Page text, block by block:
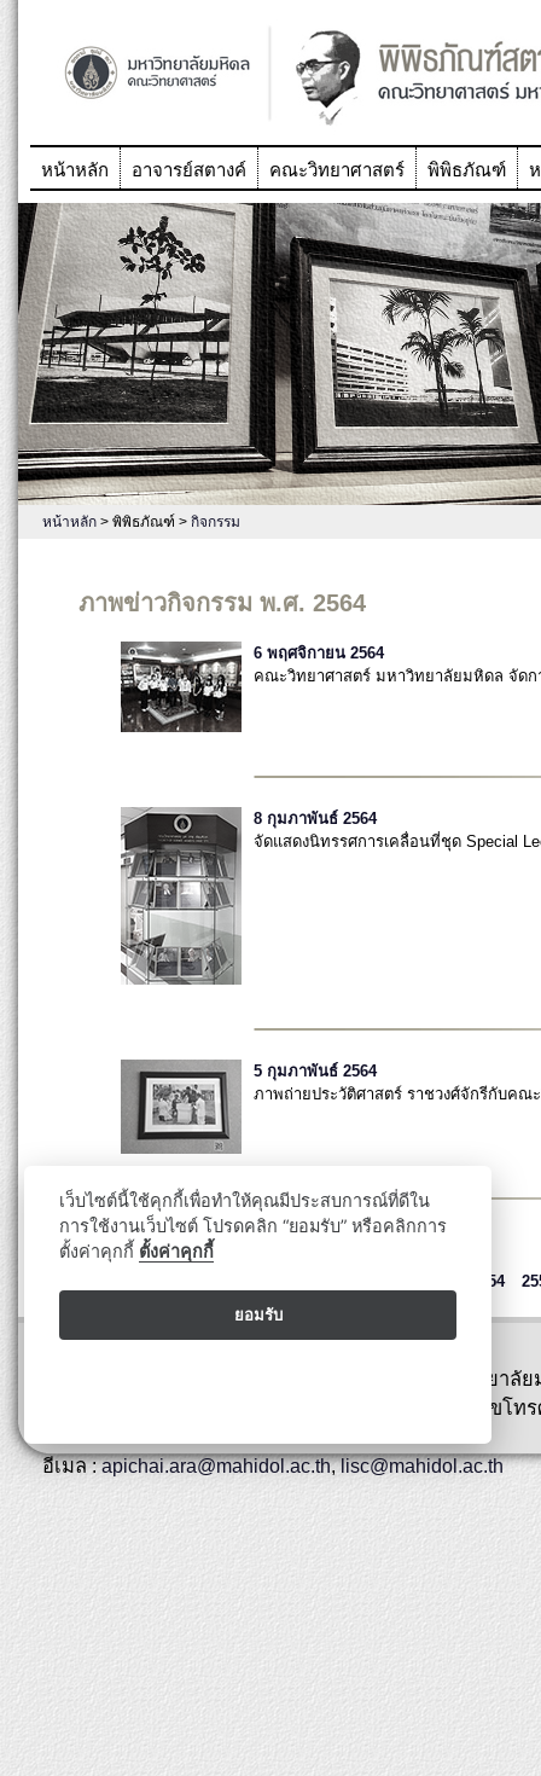
หน้าหลัก อาจารย์สตางค์ คณะวิทยาศาสตร์ พิพิธภัณฑ์
หน้าหลัก > พิพิธภัณฑ์ > กิจกรรม
ภาพข่าวกิจกรรม พ.ศ. 2564
6 พฤศจิกายน 2564
คณะวิทยาศาสตร์ มหาวิทยาลัยมหิดล จัด
8 กุมภาพันธ์ 2564
จัดแสดงนิทรรศการเคลื่อนที่ชุด Special
5 กุมภาพันธ์ 2564
ภาพถ่ายประวัติศาสตร์ ราชวงศ์จักรีกับคณ
2554
พิพิธภัณฑ์สตางค์ มงคลสุข คณะวิทยาศาสตร์ มหาวิทยาลั
ถนนพระรามที่ 6 เขตราชเทวี กรุงเทพ 10400 หมายเลขโท
อีเมล :apichai.ara@mahidol.ac.th,lisc@mahidol.ac.th
เว็บไซต์นี้ใช้คุกกี้เพื่อทำให้คุณมีประสบการณ์ที่ดีใน
การใช้งานเว็บไซต์ โปรดคลิก “ยอมรับ” หรือคลิกการ
ตั้งค่าคุกกี้ ตั้งค่าคุกกี้
ยอมรับ